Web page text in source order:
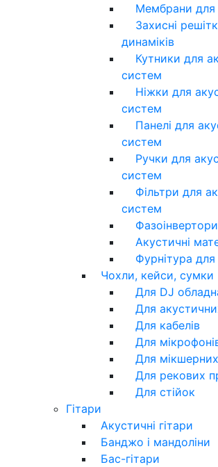
Мембрани для
Захисні
динаміків
Кутники для
систем
Ніжки для
систем
Панелі для
систем
Ручки для
систем
Фільтри для
систем
Фазоінвертори
Акустичні
Фурнітура для
Чохли, кейси, сумки
Для DJ
Для
Для кабелів
Для
Для мікшерних
Для рекових
Для стійок
Гітари
Акустичні гітари
Банджо і мандоліни
Бас-гітари